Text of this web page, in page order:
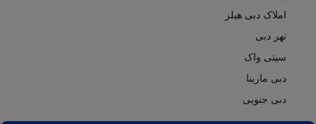
املاک دبی هیلز
نهر دبی
سیتی واک
دبی مارینا
دبی جنوبی